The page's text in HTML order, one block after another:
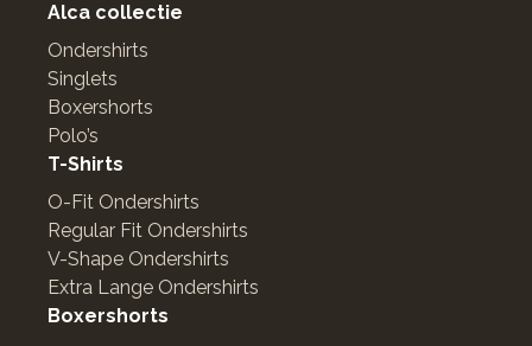
Alca collectie
Ondershirts
Singlets
Boxershorts
Polo’s
T-Shirts
O-Fit Ondershirts
Regular Fit Ondershirts
V-Shape Ondershirts
Extra Lange Ondershirts
Boxershorts